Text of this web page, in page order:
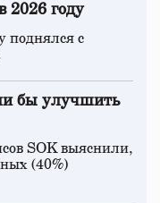
2026 году
поднялся с
бы улучшить
SOK выяснили,
(40%)